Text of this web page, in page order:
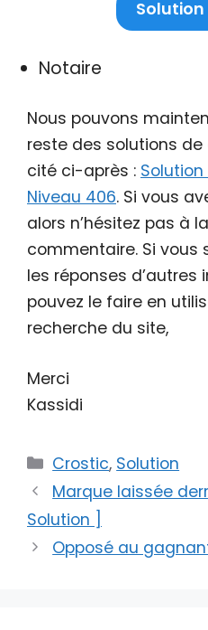
Notaire
Nous pouvons
reste des solutions
cité ci-après :
Niveau 406. Si vous
alors n’hésitez pas à
commentaire. Si vous
les réponses d’autres
pouvez le faire en
recherche du site,
Merci
Kassidi
Catégories
Crostic, Solution
Marque laissée
Solution ]
Opposé au